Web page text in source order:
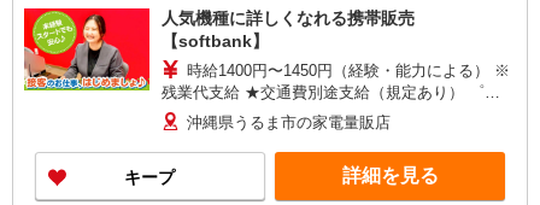
人気機種に詳しくなれる携帯販売
【softbank】
時給1400円〜1450円（経験・能力による） ※
残業代支給 ★交通費別途支給（規定あり） ゜
+゜・。○。・゜+゜・。○。・゜+゜ 入社祝い金10
万円支給(規定有) お友達を紹介頂くと, インセンテ
ィブ支給(規定有) ★月2回払い・週払い可能（規程
有）★ ゜・。○。・゜+゜・。○。・゜+゜
沖縄県うるま市の家電量販店
キープ 詳細を見る